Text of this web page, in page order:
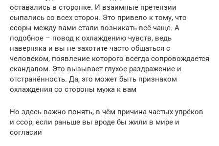
оставались в сторонке. И взаимные претензии
сыпались со всех сторон. Это привело к тому, что
ссоры между вами стали возникать всё чаще. А
подобное – повод к охлаждению чувств, ведь
наверняка и вы не захотите часто общаться с
человеком, появление которого всегда сопровождается
скандалом. Это вызывает глухое раздражение и
отстранённость. Да, это может быть признаком
охлаждения со стороны мужа к вам
Но здесь важно понять, в чём причина частых упрёков
и ссор, если раньше вы вроде бы жили в мире и
согласии